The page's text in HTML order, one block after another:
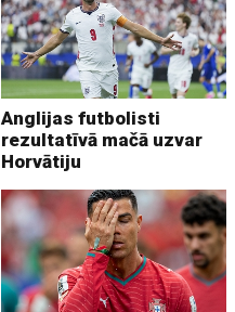
Anglijas futbolisti
rezultatīvā mačā uzvar
Horvātiju